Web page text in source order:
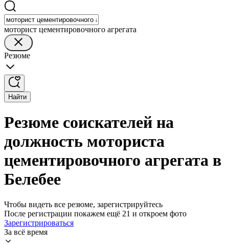
моторист цементировочного агрегата
Резюме
Найти
Резюме соискателей на
должность моториста
цементировочного агрегата в
Белебее
Чтобы видеть все резюме, зарегистрируйтесь
После регистрации покажем ещё 21 и откроем фото
Зарегистрироваться
За всё время